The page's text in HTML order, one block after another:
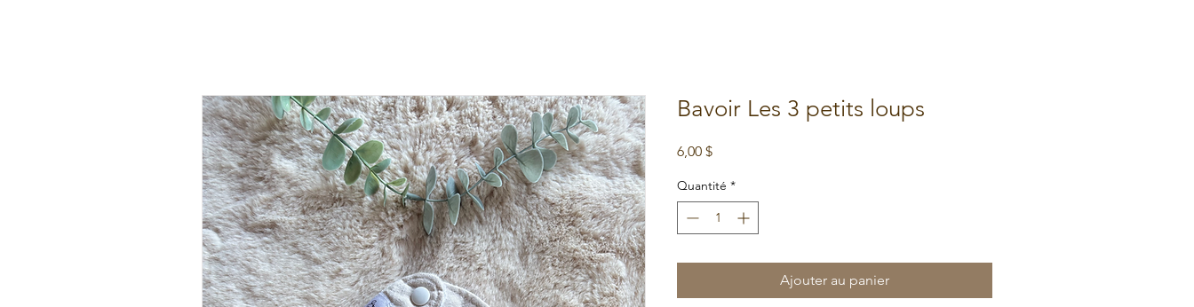
Bavoir Les 3 petits loups
6,00 $Prix
Quantité *
Ajouter au panier